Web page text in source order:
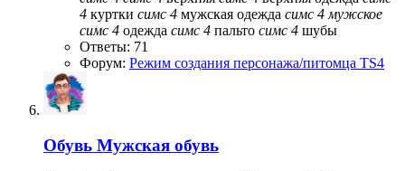
4 куртки симс 4 мужская одежда симс 4 мужское
симс 4 одежда симс 4 пальто симс 4 шубы
Ответы: 71
Форум: Режим создания персонажа/питомца TS4
Обувь Мужская обувь